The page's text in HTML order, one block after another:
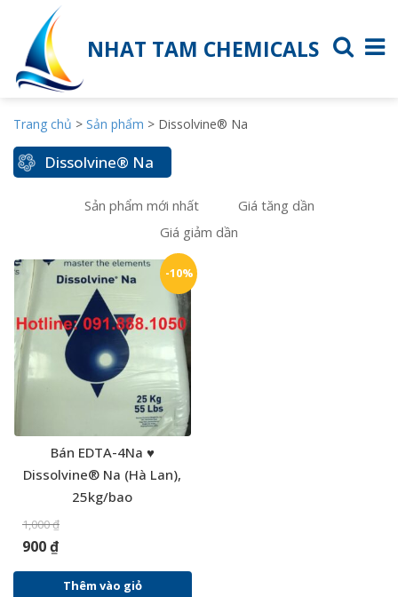
NHAT TAM CHEMICALS
Trang chủ > Sản phẩm > Dissolvine® Na
Dissolvine® Na
Sản phẩm mới nhất
Giá tăng dần
Giá giảm dần
-10%
Bán EDTA-4Na ♥
Dissolvine® Na (Hà Lan),
25kg/bao
1,000₫
900₫
Thêm vào giỏ